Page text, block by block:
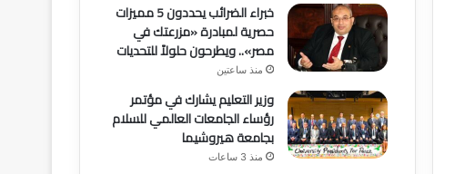
خبراء الضرائب يحددون 5 مميزات
حصرية لمبادرة «مزرعتك في
مصر».. ويطرحون حلولاً للتحديات
منذ ساعتين
وزير التعليم يشارك في مؤتمر
رؤساء الجامعات العالمي للسلام
بجامعة هيروشيما
منذ 3 ساعات